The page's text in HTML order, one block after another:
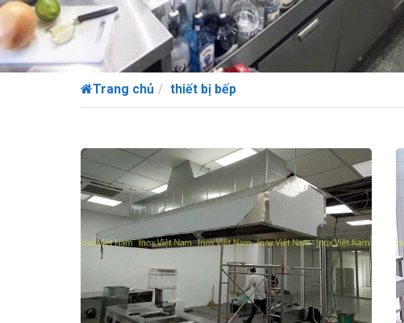
Trang chủ thiết bị bếp